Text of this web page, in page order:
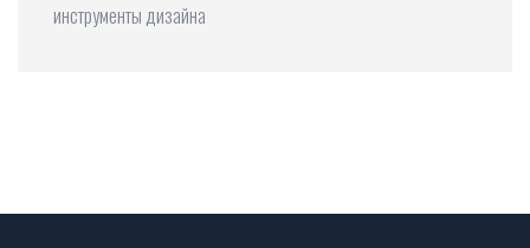
инструменты дизайна